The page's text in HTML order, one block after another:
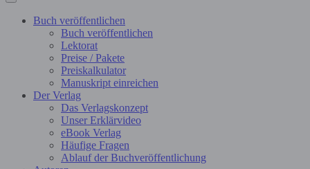
Buch veröffentlichen
Buch veröffentlichen
Lektorat
Preise / Pakete
Preiskalkulator
Manuskript einreichen
Der Verlag
Das Verlagskonzept
Unser Erklärvideo
eBook Verlag
Häufige Fragen
Ablauf der Buchveröffentlichung